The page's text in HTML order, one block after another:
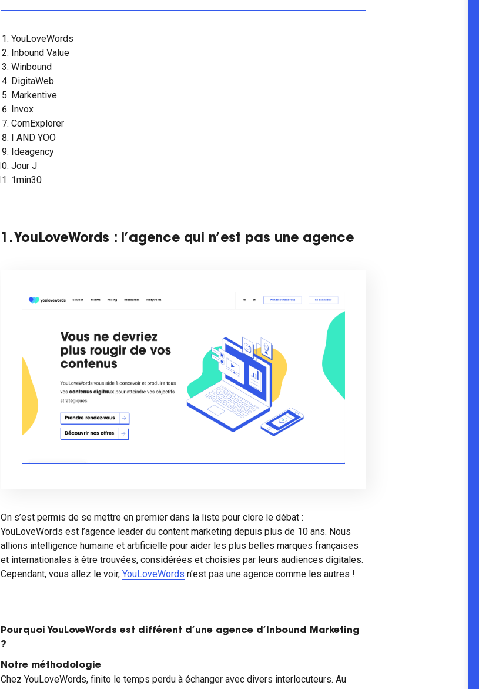
YouLoveWords
Inbound Value
Winbound
DigitaWeb
Markentive
Invox
ComExplorer
I AND YOO
Ideagency
Jour J
1min30
1. YouLoveWords : l’agence qui n’est pas une agence
On s’est permis de se mettre en premier dans la liste pour clore le débat :
YouLoveWords est l’agence leader du content marketing depuis plus de 10 ans. Nous
allions intelligence humaine et artificielle pour aider les plus belles marques françaises
et internationales à être trouvées, considérées et choisies par leurs audiences digitales.
Cependant, vous allez le voir, YouLoveWords n’est pas une agence comme les autres !
Pourquoi YouLoveWords est différent d’une agence d’Inbound Marketing
?
Notre méthodologie
Chez YouLoveWords, finito le temps perdu à échanger avec divers interlocuteurs. Au